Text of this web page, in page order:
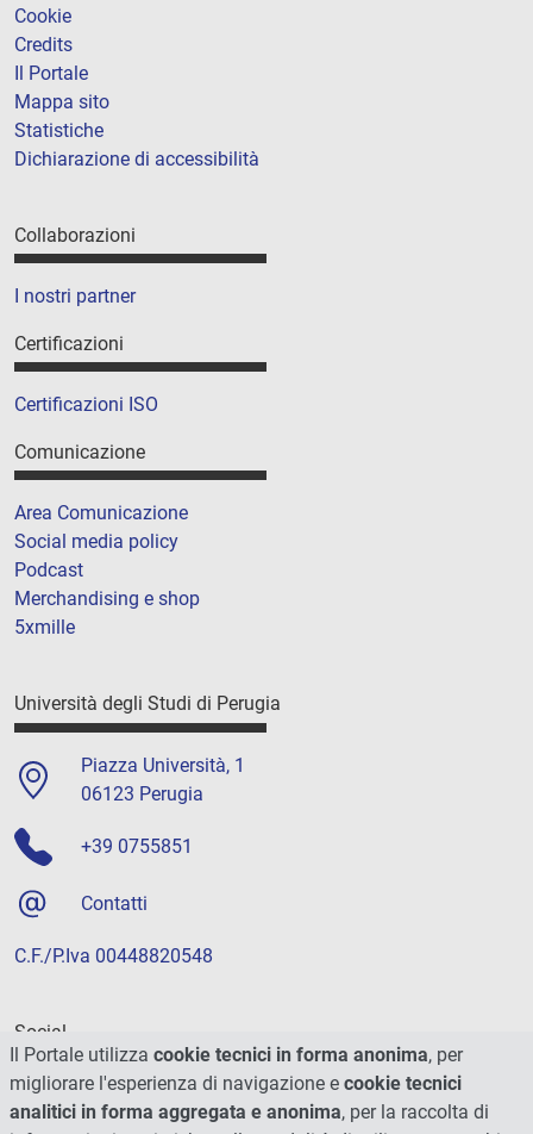
Cookie
Credits
Il Portale
Mappa sito
Statistiche
Dichiarazione di accessibilità
Collaborazioni
I nostri partner
Certificazioni
Certificazioni ISO
Comunicazione
Area Comunicazione
Social media policy
Podcast
Merchandising e shop
5xmille
Università degli Studi di Perugia
Piazza Università, 1
06123 Perugia
+39 0755851
Contatti
C.F./P.Iva 00448820548
Social
Il Portale utilizza cookie tecnici in forma anonima, per
migliorare l'esperienza di navigazione e cookie tecnici
analitici in forma aggregata e anonima, per la raccolta di